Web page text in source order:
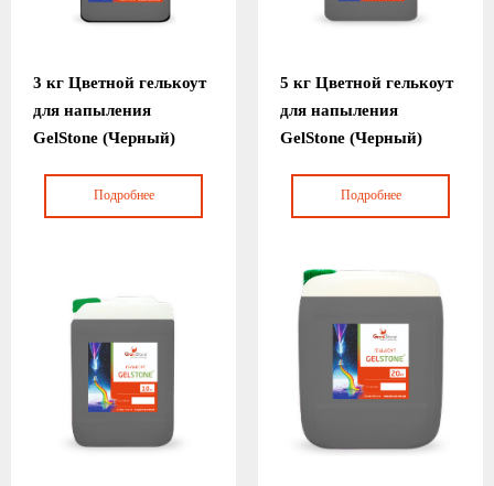
3 кг Цветной гелькоут
для напыления
GelStone (Черный)
Подробнее
5 кг Цветной гелькоут
для напыления
GelStone (Черный)
Подробнее